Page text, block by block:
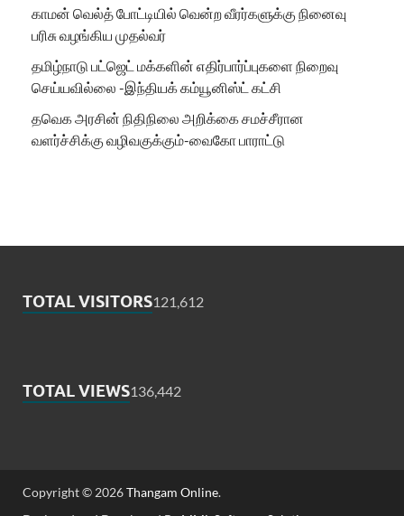
காமன் வெல்த் போட்டியில் வென்ற வீரர்களுக்கு நினைவு
பரிசு வழங்கிய முதல்வர்
தமிழ்நாடு பட்ஜெட் மக்களின் எதிர்பார்ப்புகளை நிறைவு
செய்யவில்லை -இந்தியக் கம்யூனிஸ்ட் கட்சி
தவெக அரசின் நிதிநிலை அறிக்கை சமச்சீரான
வளர்ச்சிக்கு வழிவகுக்கும்-வைகோ பாராட்டு
TOTAL VISITORS121,612
TOTAL VIEWS136,442
Copyright © 2026Thangam Online.